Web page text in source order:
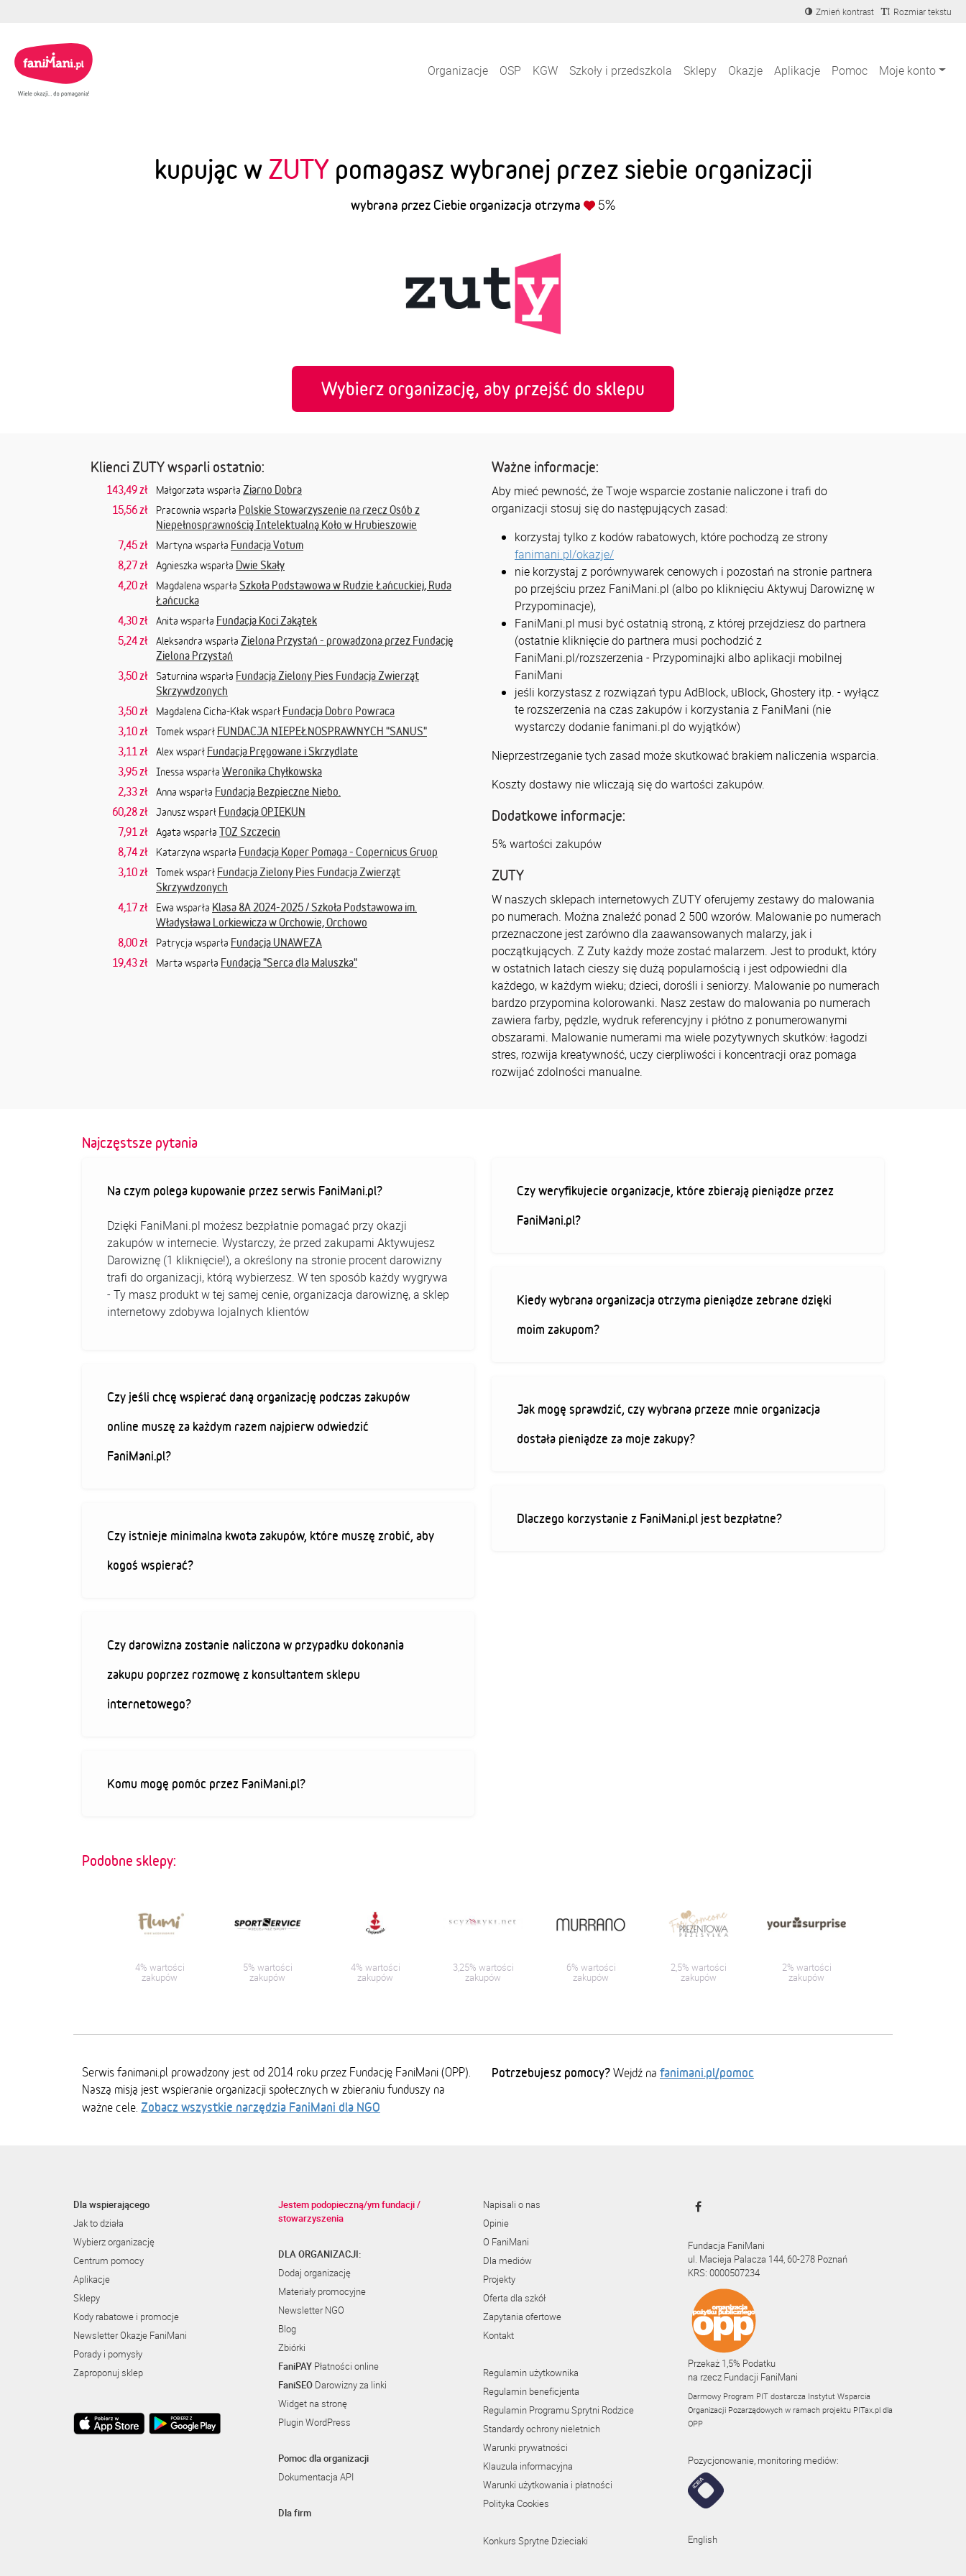
Zmień kontrast Rozmiar tekstu
Organizacje OSP KGW Szkoły i przedszkola Sklepy Okazje Aplikacje Pomoc Moje konto
kupując w ZUTYpomagasz wybranej przez siebie organizacji
wybrana przez Ciebie organizacja otrzyma 5%
Wybierz organizację, aby przejść do sklepu
Klienci ZUTY wsparli ostatnio:
143,49 zł Małgorzata wsparła Ziarno Dobra
15,56 zł
Pracownia wsparła Polskie Stowarzyszenie na rzecz Osób z
Niepełnosprawnością Intelektualną Koło w Hrubieszowie
7,45 zł
Martyna wsparła Fundacja Votum
8,27 zł
Agnieszka wsparła Dwie Skały
4,20 zł
Magdalena wsparła Szkoła Podstawowa w Rudzie Łańcuckiej, Ruda
Łańcucka
4,30 zł
Anita wsparła Fundacja Koci Zakątek
5,24 zł
Aleksandra wsparła Zielona Przystań - prowadzona przez Fundację
Zielona Przystań
3,50 zł
Saturnina wsparła Fundacja Zielony Pies Fundacja Zwierząt
Skrzywdzonych
3,50 zł
Magdalena Cicha-Kłak wsparł Fundacja Dobro Powraca
3,10 zł
Tomek wsparł FUNDACJA NIEPEŁNOSPRAWNYCH "SANUS"
3,11 zł
Alex wsparł Fundacja Pręgowane i Skrzydlate
3,95 zł
Inessa wsparła Weronika Chyłkowska
2,33 zł
Anna wsparła Fundacja Bezpieczne Niebo.
60,28 zł
Janusz wsparł Fundacja OPIEKUN
7,91 zł
Agata wsparła TOZ Szczecin
8,74 zł
Katarzyna wsparła Fundacja Koper Pomaga - Copernicus Gruop
3,10 zł
Tomek wsparł Fundacja Zielony Pies Fundacja Zwierząt
Skrzywdzonych
4,17 zł
Ewa wsparła Klasa 8A 2024-2025 / Szkoła Podstawowa im.
Władysława Lorkiewicza w Orchowie, Orchowo
8,00 zł
Patrycja wsparła Fundacja UNAWEZA
19,43 zł
Marta wsparła Fundacja "Serca dla Maluszka"
Ważne informacje:
Aby mieć pewność, że Twoje wsparcie zostanie naliczone i trafi do
organizacji stosuj się do następujących zasad:
korzystaj tylko z kodów rabatowych, które pochodzą ze strony
fanimani.pl/okazje/
nie korzystaj z porównywarek cenowych i pozostań na stronie partnera
po przejściu przez FaniMani.pl (albo po kliknięciu Aktywuj Darowiznę w
Przypominacje),
FaniMani.pl musi być ostatnią stroną, z której przejdziesz do partnera
(ostatnie kliknięcie do partnera musi pochodzić z
FaniMani.pl/rozszerzenia - Przypominajki albo aplikacji mobilnej
FaniMani
jeśli korzystasz z rozwiązań typu AdBlock, uBlock, Ghostery itp. - wyłącz
te rozszerzenia na czas zakupów i korzystania z FaniMani (nie
wystarczy dodanie fanimani.pl do wyjątków)
Nieprzestrzeganie tych zasad może skutkować brakiem naliczenia wsparcia.
Koszty dostawy nie wliczają się do wartości zakupów.
Dodatkowe informacje:
5% wartości zakupów
ZUTY
W naszych sklepach internetowych ZUTY oferujemy zestawy do malowania
po numerach. Można znaleźć ponad 2 500 wzorów. Malowanie po numerach
przeznaczone jest zarówno dla zaawansowanych malarzy, jak i
początkujących. Z Zuty każdy może zostać malarzem. Jest to produkt, który
w ostatnich latach cieszy się dużą popularnością i jest odpowiedni dla
każdego, w każdym wieku; dzieci, dorośli i seniorzy. Malowanie po numerach
bardzo przypomina kolorowanki. Nasz zestaw do malowania po numerach
zawiera farby, pędzle, wydruk referencyjny i płótno z ponumerowanymi
obszarami. Malowanie numerami ma wiele pozytywnych skutków: łagodzi
stres, rozwija kreatywność, uczy cierpliwości i koncentracji oraz pomaga
rozwijać zdolności manualne.
Najczęstsze pytania
Na czym polega kupowanie przez serwis FaniMani.pl?
Dzięki FaniMani.pl możesz bezpłatnie pomagać przy okazji
zakupów w internecie. Wystarczy, że przed zakupami Aktywujesz
Darowiznę (1 kliknięcie!), a określony na stronie procent darowizny
trafi do organizacji, którą wybierzesz. W ten sposób każdy wygrywa
- Ty masz produkt w tej samej cenie, organizacja darowiznę, a sklep
internetowy zdobywa lojalnych klientów
Czy jeśli chcę wspierać daną organizację podczas zakupów
online muszę za każdym razem najpierw odwiedzić
FaniMani.pl?
Czy istnieje minimalna kwota zakupów, które muszę zrobić, aby
kogoś wspierać?
Czy darowizna zostanie naliczona w przypadku dokonania
zakupu poprzez rozmowę z konsultantem sklepu
internetowego?
Komu mogę pomóc przez FaniMani.pl?
Czy weryfikujecie organizacje, które zbierają pieniądze przez
FaniMani.pl?
Kiedy wybrana organizacja otrzyma pieniądze zebrane dzięki
moim zakupom?
Jak mogę sprawdzić, czy wybrana przeze mnie organizacja
dostała pieniądze za moje zakupy?
Dlaczego korzystanie z FaniMani.pl jest bezpłatne?
Podobne sklepy:
4% wartości
zakupów
5% wartości
zakupów
4% wartości
zakupów
3,25% wartości
zakupów
6% wartości
zakupów
2,5% wartości
zakupów
2% wartości
zakupów
Serwis fanimani.pl prowadzony jest od 2014 roku przez Fundację FaniMani (OPP).
Naszą misją jest wspieranie organizacji społecznych w zbieraniu funduszy na
ważne cele. Zobacz wszystkie narzędzia FaniMani dla NGO
Potrzebujesz pomocy? Wejdź na fanimani.pl/pomoc
Dla wspierającego
Jak to działa
Wybierz organizację
Centrum pomocy
Aplikacje
Sklepy
Kody rabatowe i promocje
Newsletter Okazje FaniMani
Porady i pomysły
Zaproponuj sklep
Jestem podopieczną/ym fundacji /
stowarzyszenia
DLA ORGANIZACJI:
Dodaj organizację
Materiały promocyjne
Newsletter NGO
Blog
Zbiórki
FaniPAY Płatności online
FaniSEO Darowizny za linki
Widget na stronę
Plugin WordPress
Pomoc dla organizacji
Dokumentacja API
Dla firm
Napisali o nas
Opinie
O FaniMani
Dla mediów
Projekty
Oferta dla szkół
Zapytania ofertowe
Kontakt
Regulamin użytkownika
Regulamin beneficjenta
Regulamin Programu Sprytni Rodzice
Standardy ochrony nieletnich
Warunki prywatności
Klauzula informacyjna
Warunki użytkowania i płatności
Polityka Cookies
Konkurs Sprytne Dzieciaki
Fundacja FaniMani
ul. Macieja Palacza 144, 60-278 Poznań
KRS: 0000507234
Przekaż 1,5% Podatku
na rzecz Fundacji FaniMani
Darmowy Program PIT dostarcza Instytut Wsparcia
Organizacji Pozarządowych w ramach projektu PITax.pl dla
OPP
Pozycjonowanie, monitoring mediów:
English